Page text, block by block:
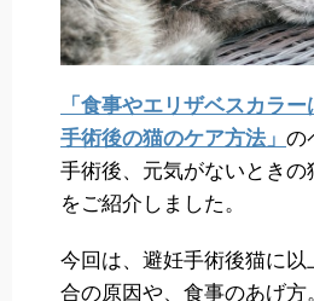
「食事やエリザベスカラ
手術後の猫のケア方法」 の
手術後、元気がないときの
をご紹介しました。
今回は、避妊手術後猫に
合の原因や、食事のあげ方